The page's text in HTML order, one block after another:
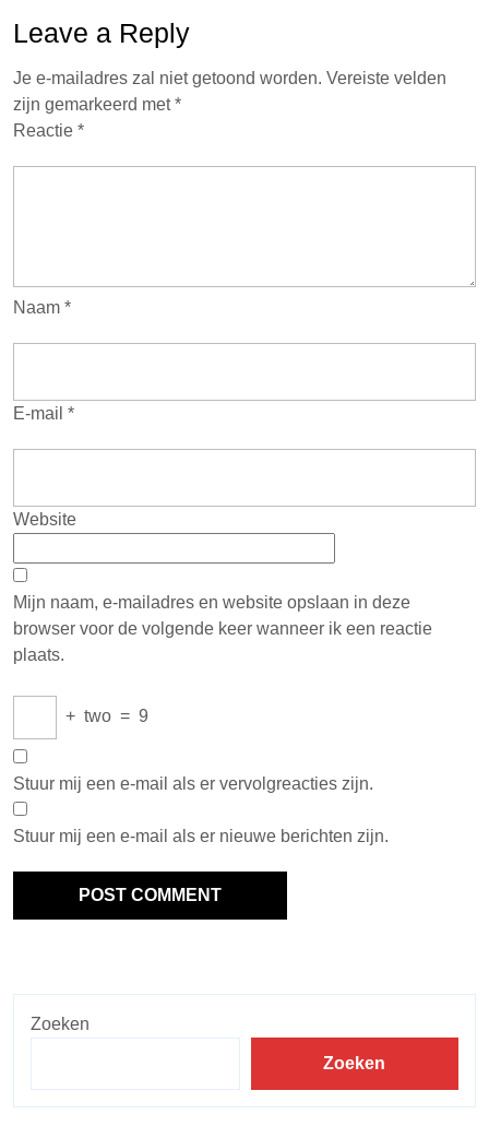
Leave a Reply
Je e-mailadres zal niet getoond worden. Vereiste velden
zijn gemarkeerd met*
Reactie *
Naam *
E-mail *
Website
Mijn naam, e-mailadres en website opslaan in deze
browser voor de volgende keer wanneer ik een reactie
plaats.
+ two = 9
Stuur mij een e-mail als er vervolgreacties zijn.
Stuur mij een e-mail als er nieuwe berichten zijn.
Zoeken
Zoeken